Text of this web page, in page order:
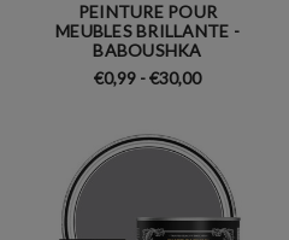
PEINTURE POUR
MEUBLES BRILLANTE -
BABOUSHKA
€0,99 - €30,00